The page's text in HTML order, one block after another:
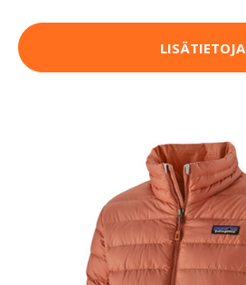
LISÄTIETOJA